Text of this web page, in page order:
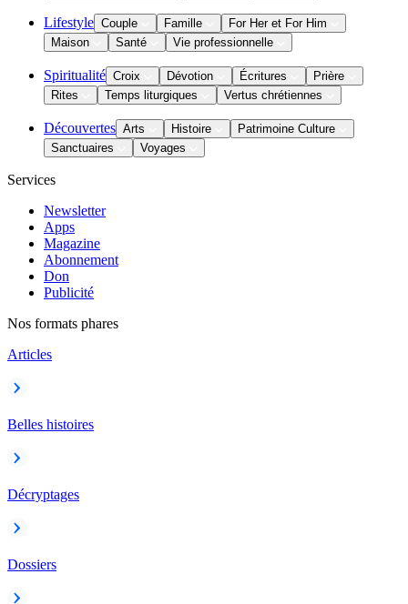
Lifestyle Couple Famille
For Her et For Him
Maison
Santé Vie professionnelle
Spiritualité Croix Dévotion Écritures
Prière
Rites
Temps liturgiques Vertus chrétiennes
Découvertes Arts Histoire
Patrimoine Culture
Sanctuaires
Voyages
Services
Newsletter
Apps
Magazine
Abonnement
Don
Publicité
Nos formats phares
Articles
Belles histoires
Décryptages
Dossiers